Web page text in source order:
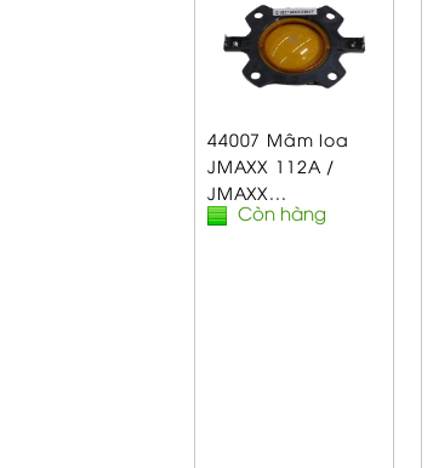
44007 Mâm loa
JMAXX 112A /
JMAXX...
Còn hàng